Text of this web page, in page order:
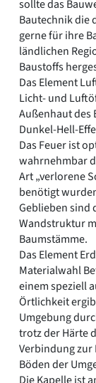
sollte das
Bautechnik die
gerne für ihre
ländlichen
Baustoffs
Das Element
Licht- und
Außenhaut des
Dunkel-Hell-
Das Feuer ist
wahrnehmbar
Art „verlorene
benötigt
Geblieben sind
Wandstruktur
Baumstämme.
Das Element
Materialwahl
einem speziell
Örtlichkeit
Umgebung
trotz der Härte
Verbindung zur
Böden der
Die Kapelle ist